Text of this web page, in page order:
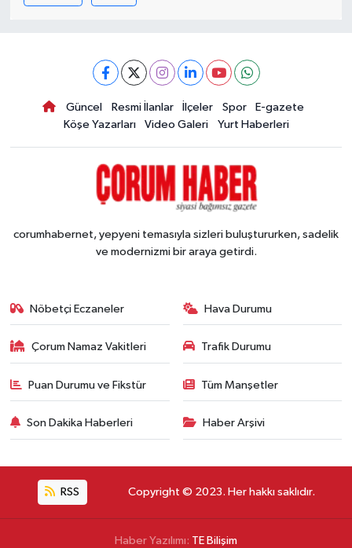
Güncel Resmi İlanlar İlçeler Spor
E-gazete
Köşe Yazarları
Video Galeri Yurt Haberleri
corumhabernet, yepyeni temasıyla sizleri buluştururken, sadelik
ve modernizmi bir araya getirdi.
Nöbetçi Eczaneler Hava Durumu
Çorum Namaz Vakitleri Trafik Durumu
Puan Durumu ve Fikstür Tüm Manşetler
Son Dakika Haberleri Haber Arşivi
RSS Copyright © 2023. Her hakkı saklıdır.
Haber Yazılımı: TE Bilişim